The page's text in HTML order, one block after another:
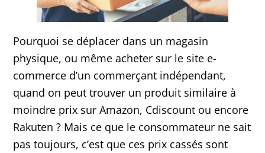
Pourquoi se déplacer dans un magasin
physique, ou même acheter sur le site e-
commerce d’un commerçant indépendant,
quand on peut trouver un produit similaire à
moindre prix sur Amazon, Cdiscount ou encore
Rakuten ? Mais ce que le consommateur ne sait
pas toujours, c’est que ces prix cassés sont